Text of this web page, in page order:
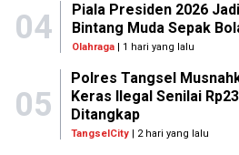
04
Piala Presiden 2026
Bintang Muda Sepak
Olahraga| 1 hari yang lalu
05
Polres Tangsel
Keras Ilegal Senilai
Ditangkap
TangselCity | 2 hari yang lalu